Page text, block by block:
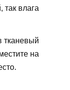
так влага
тканевый
на